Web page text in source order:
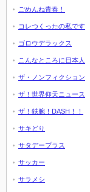
ごめんね青春！
コレつくったの私です
ゴロウデラックス
こんなところに日本人
ザ・ノンフィクション
ザ！世界仰天ニュース
ザ！鉄腕！DASH！！
サキどり
サタデープラス
サッカー
サラメシ